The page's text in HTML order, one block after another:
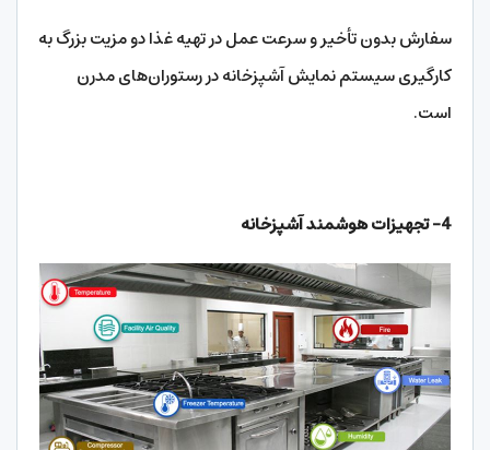
سفارش بدون تأخیر و سرعت عمل در تهیه غذا دو مزیت بزرگ به
کارگیری سیستم نمایش آشپزخانه در رستوران‌های مدرن
است.
4- تجهیزات هوشمند آشپزخانه